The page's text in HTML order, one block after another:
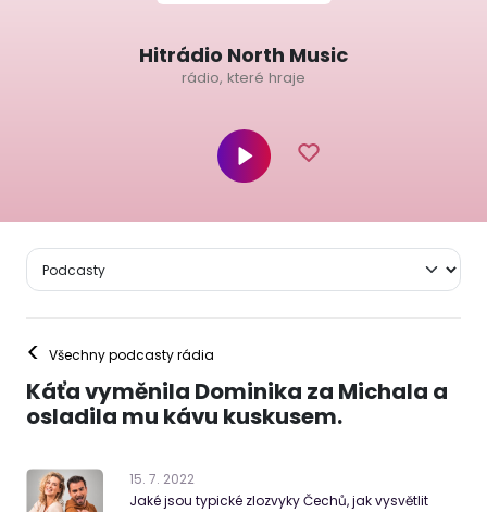
Hitrádio North Music
rádio, které hraje
< Všechny podcasty rádia
Káťa vyměnila Dominika za Michala a
osladila mu kávu kuskusem.
15. 7. 2022
Jaké jsou typické zlozvyky Čechů, jak vysvětlit